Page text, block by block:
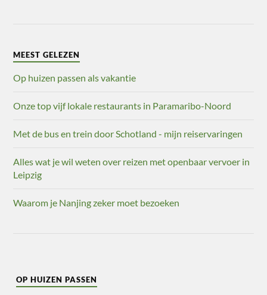
MEEST GELEZEN
Op huizen passen als vakantie
Onze top vijf lokale restaurants in Paramaribo-Noord
Met de bus en trein door Schotland - mijn reiservaringen
Alles wat je wil weten over reizen met openbaar vervoer in
Leipzig
Waarom je Nanjing zeker moet bezoeken
OP HUIZEN PASSEN